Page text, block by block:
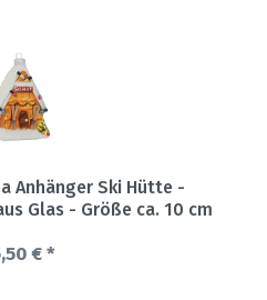
Anhänger Ski Hütte -
Glas - Größe ca. 10 cm
€ *